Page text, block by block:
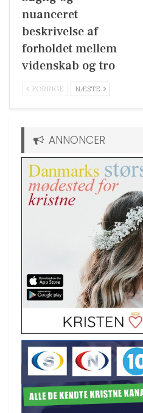
nuanceret
beskrivelse af
forholdet mellem
videnskab og tro
FORRIGE NÆSTE
ANNONCER